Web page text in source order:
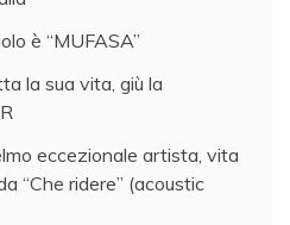
è “MUFASA”
la sua vita, giù la
eccezionale artista, vita
“Che ridere” (acoustic